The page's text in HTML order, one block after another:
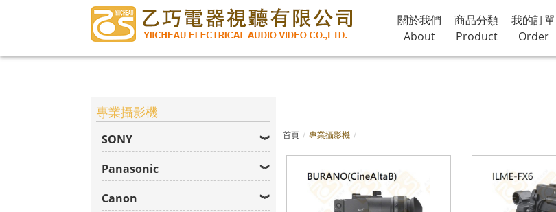
關於我們
About
商品分類
Product
我的訂單
Order
專業攝影機
SONY
Panasonic
Canon
首頁
專業攝影機